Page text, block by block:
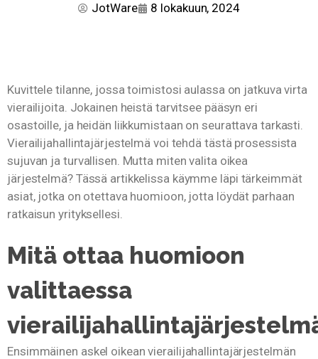
JotWare 8 lokakuun, 2024
Kuvittele tilanne, jossa toimistosi aulassa on jatkuva virta
vierailijoita. Jokainen heistä tarvitsee pääsyn eri
osastoille, ja heidän liikkumistaan on seurattava tarkasti.
Vierailijahallintajärjestelmä voi tehdä tästä prosessista
sujuvan ja turvallisen. Mutta miten valita oikea
järjestelmä? Tässä artikkelissa käymme läpi tärkeimmät
asiat, jotka on otettava huomioon, jotta löydät parhaan
ratkaisun yrityksellesi.
Mitä ottaa huomioon
valittaessa
Ensimmäinen askel oikean vierailijahallintajärjestelmän